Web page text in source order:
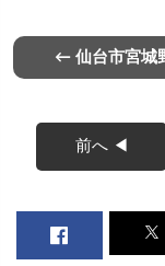
← 仙台市宮城
前へ ◀